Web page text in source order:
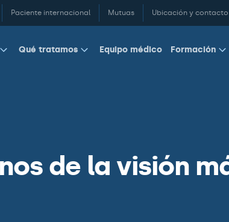
Paciente internacional Mutuas Ubicación y contacto
Qué tratamos Equipo médico Formación
de la visión